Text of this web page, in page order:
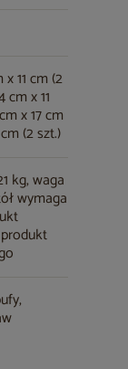
11 cm (2
x 11
x 17 cm
(2 szt.)
kg, waga
wymaga